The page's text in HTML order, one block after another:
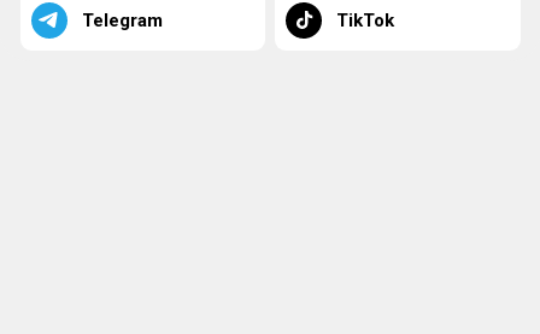
Telegram TikTok